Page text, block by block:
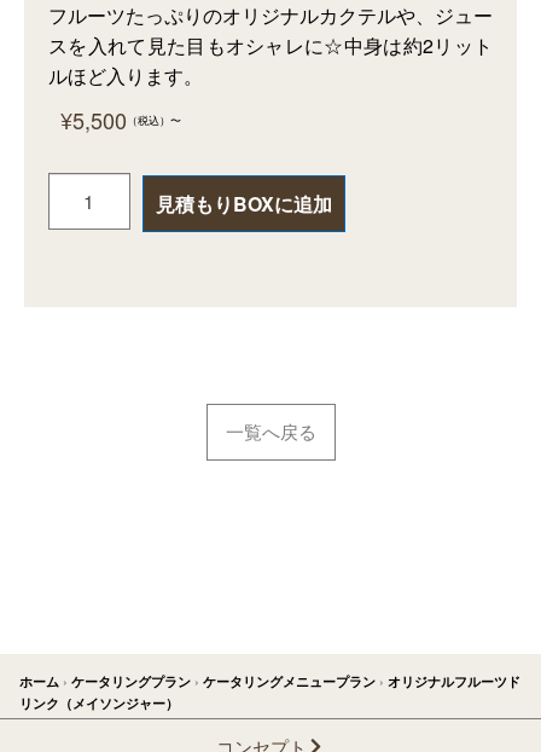
フルーツたっぷりのオリジナルカクテルや、ジュー
スを入れて見た目もオシャレに☆中身は約2リット
ルほど入ります。
¥5,500 （税込） 〜
見積もりBOXに追加
一覧へ戻る
ホーム › ケータリングプラン › ケータリングメニュープラン› オリジナルフルーツド
リンク（メイソンジャー）
コンセプト